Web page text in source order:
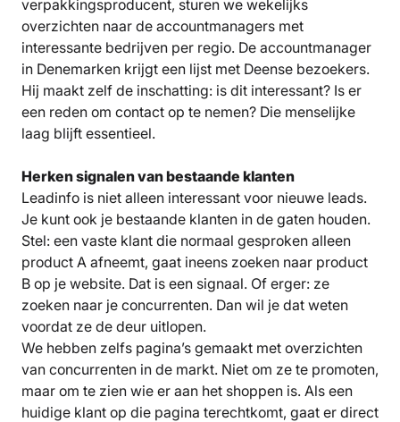
verpakkingsproducent, sturen we wekelijks
overzichten naar de accountmanagers met
interessante bedrijven per regio. De accountmanager
in Denemarken krijgt een lijst met Deense bezoekers.
Hij maakt zelf de inschatting: is dit interessant? Is er
een reden om contact op te nemen? Die menselijke
laag blijft essentieel.
Herken signalen van bestaande klanten
Leadinfo is niet alleen interessant voor nieuwe leads.
Je kunt ook je bestaande klanten in de gaten houden.
Stel: een vaste klant die normaal gesproken alleen
product A afneemt, gaat ineens zoeken naar product
B op je website. Dat is een signaal. Of erger: ze
zoeken naar je concurrenten. Dan wil je dat weten
voordat ze de deur uitlopen.
We hebben zelfs pagina’s gemaakt met overzichten
van concurrenten in de markt. Niet om ze te promoten,
maar om te zien wie er aan het shoppen is. Als een
huidige klant op die pagina terechtkomt, gaat er direct